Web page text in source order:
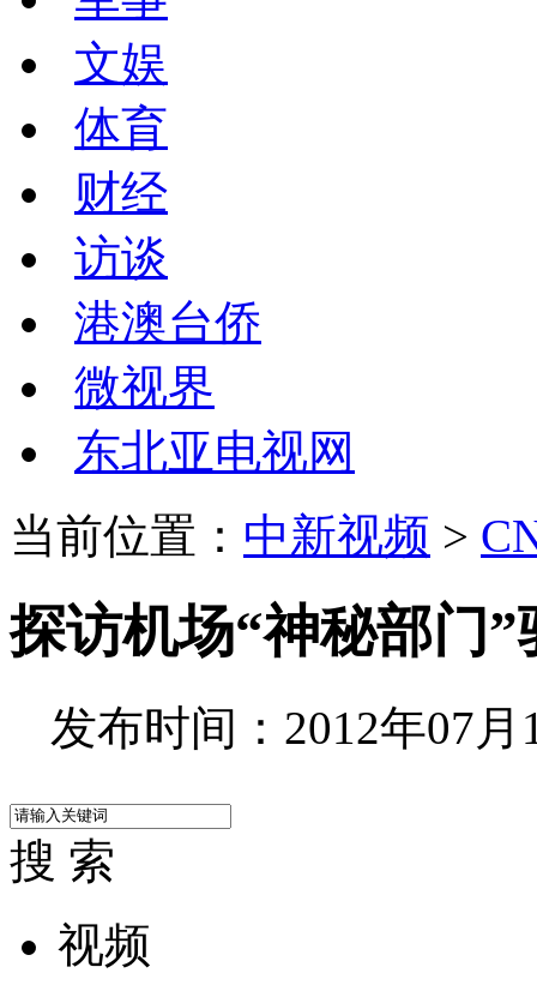
文娱
体育
财经
访谈
港澳台侨
微视界
东北亚电视网
当前位置： 中新视频 >
探访机场“神秘部门”
发布时间：2012年07月
搜 索
视频